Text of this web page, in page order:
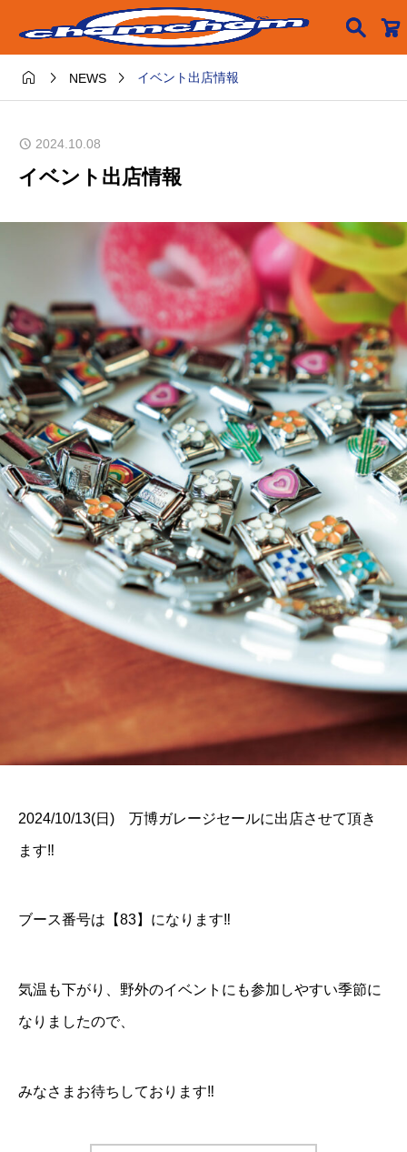

  NEWS  イベント出店情報
2024.10.08
イベント出店情報
2024/10/13(日) 万博ガレージセールに出店させて頂き
ます‼
ブース番号は【83】になります‼
気温も下がり、野外のイベントにも参加しやすい季節に
なりましたので、
みなさまお待ちしております‼